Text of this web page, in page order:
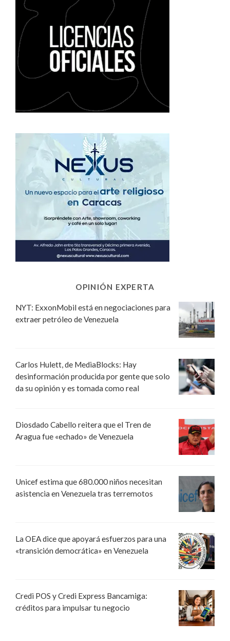
OPINIÓN EXPERTA
NYT: ExxonMobil está en negociaciones para
extraer petróleo de Venezuela
Carlos Hulett, de MediaBlocks: Hay
desinformación producida por gente que solo
da su opinión y es tomada como real
Diosdado Cabello reitera que el Tren de
Aragua fue «echado» de Venezuela
Unicef estima que 680.000 niños necesitan
asistencia en Venezuela tras terremotos
La OEA dice que apoyará esfuerzos para una
«transición democrática» en Venezuela
Credi POS y Credi Express Bancamiga:
créditos para impulsar tu negocio